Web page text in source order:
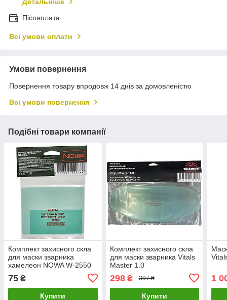
Детальніше
Післяплата
Всі умови оплати
Умови повернення
Повернення товару впродовж 14 днів за домовленістю
Всі умови повернення
Подібні товари компанії
Комплект захисного скла
для маски зварника
хамелеон NOWA W-2550
75 ₴
Купити
Комплект захисного скла
для маски зварника Vitals
Master 1.0
298₴ 397 ₴
Купити
1